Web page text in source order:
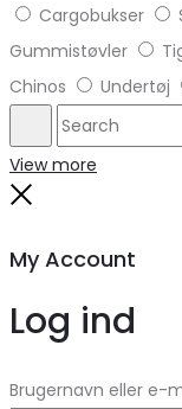
Cargobukser
Gummistøvler
Chinos
Undertøj
Search
View more
My Account
Log ind
Brugernavn eller e-